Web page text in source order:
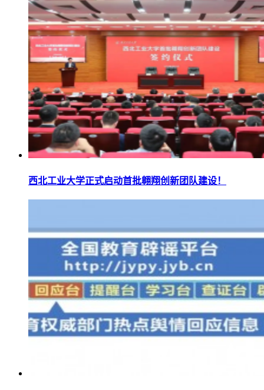
西北工业大学正式启动首批翱翔创新团队建设！